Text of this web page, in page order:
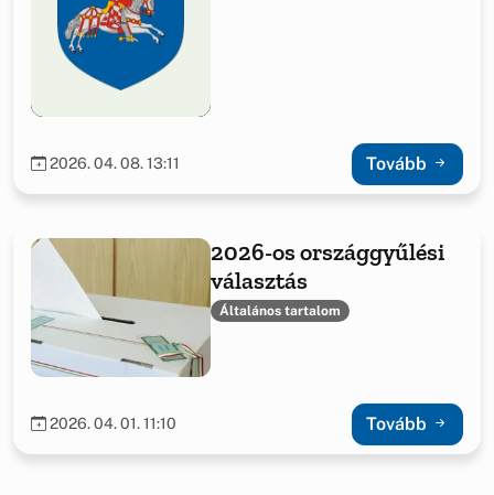
2026. 04. 08. 13:11 Tovább
2026-os országgyűlési
választás
Általános tartalom
2026. 04. 01. 11:10 Tovább